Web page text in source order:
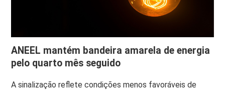
ANEEL mantém bandeira amarela de energia
pelo quarto mês seguido
A sinalização reflete condições menos favoráveis de